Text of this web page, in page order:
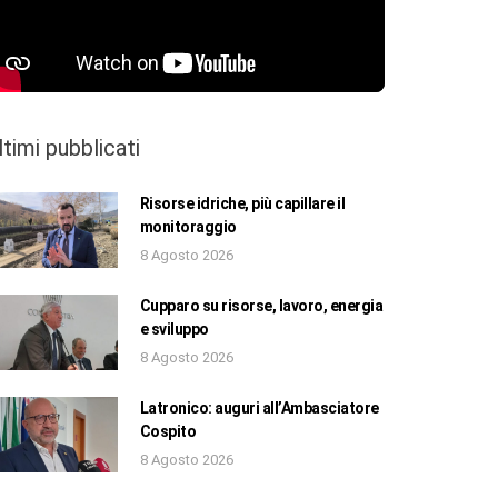
pubblicati
Risorse idriche, più capillare il
monitoraggio
8 Agosto 2026
Cupparo su risorse, lavoro, energia
e sviluppo
8 Agosto 2026
Latronico: auguri all’Ambasciatore
Cospito
8 Agosto 2026